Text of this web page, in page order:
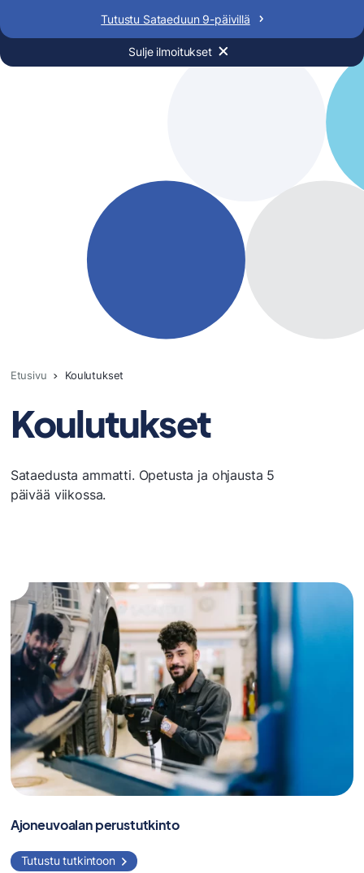
sisältöön
Tutustu Sataeduun 9-päivillä
Sulje ilmoitukset
Etusivu Koulutukset
Koulutukset
Sataedusta ammatti. Opetusta ja ohjausta 5
päivää viikossa.
Ajoneuvoalan perustutkinto
Tutustu tutkintoon